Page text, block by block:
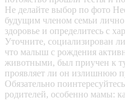
Не делайте выбор по фото
будущим членом семьи
здоровье и определитесь с
Уточните, социализирован
что малыш с рождения
животными, был приучен к
проявляет ли он излишнюю
Обязательно
родителей, особенно мамы: